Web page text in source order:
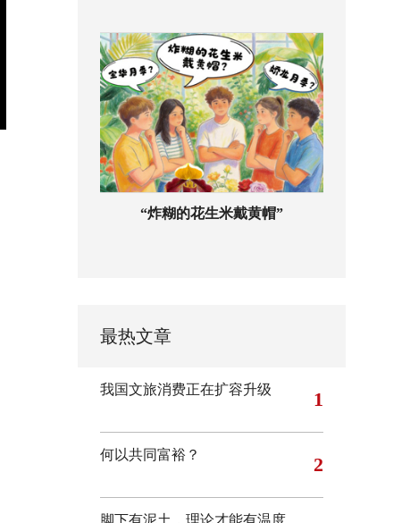
“炸糊的花生米戴黄帽”
最热文章
我国文旅消费正在扩容升级 1
何以共同富裕？ 2
脚下有泥土，理论才能有温度